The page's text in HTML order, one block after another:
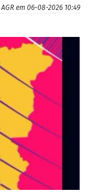
AGR em 06-08-2026 10:49